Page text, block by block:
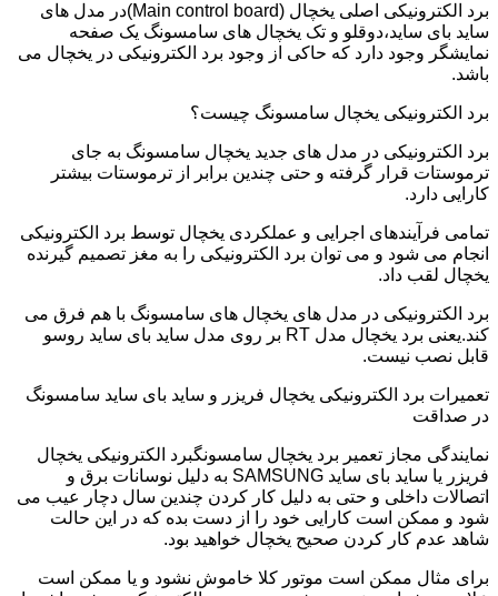
برد الکترونیکی اصلی یخچال (Main control board)در مدل های
ساید بای ساید،دوقلو و تک یخچال های سامسونگ یک صفحه
نمایشگر وجود دارد که حاکی از وجود برد الکترونیکی در یخچال می
باشد.
برد الکترونیکی یخچال سامسونگ چیست؟
برد الکترونیکی در مدل های جدید یخچال سامسونگ به جای
ترموستات قرار گرفته و حتی چندین برابر از ترموستات بیشتر
کارایی دارد.
تمامی فرآیندهای اجرایی و عملکردی یخچال توسط برد الکترونیکی
انجام می شود و می توان برد الکترونیکی را به مغز تصمیم گیرنده
یخچال لقب داد.
برد الکترونیکی در مدل های یخچال های سامسونگ با هم فرق می
کند.یعنی برد یخچال مدل RT بر روی مدل ساید بای ساید روسو
قابل نصب نیست.
تعمیرات برد الکترونیکی یخچال فریزر و ساید بای ساید سامسونگ
در صداقت
نمایندگی مجاز تعمیر برد یخچال سامسونگبرد الکترونیکی یخچال
فریزر یا ساید بای ساید SAMSUNG به دلیل نوسانات برق و
اتصالات داخلی و حتی به دلیل کار کردن چندین سال دچار عیب می
شود و ممکن است کارایی خود را از دست بده که در این حالت
شاهد عدم کار کردن صحیح یخچال خواهید بود.
برای مثال ممکن است موتور کلا خاموش نشود و یا ممکن است